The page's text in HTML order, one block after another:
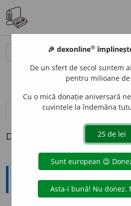
definiții (1) pronunțievolume_up (3)
Definiția cu ID-ul 579689:
Explicative DEX
🎉 dexonline®
De un sfert de secol suntem
pentru milioane
Cu o mică donație aniversară
cuvintele la îndemâna